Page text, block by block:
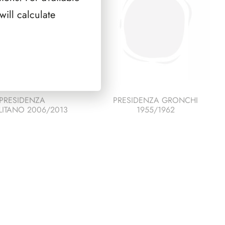
con
Charlène
PRESIDENZA
2006/2013
PRESIDENZA GRONCHI
1955/1962
calculate